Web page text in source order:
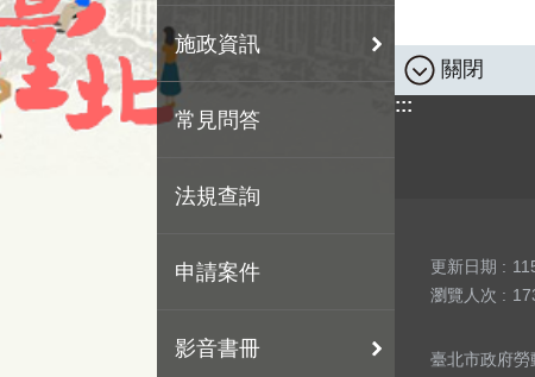
施政資訊
常見問答
法規查詢
申請案件
影音書冊
關閉
:::
更新日期
瀏覽人次
臺北市政府勞